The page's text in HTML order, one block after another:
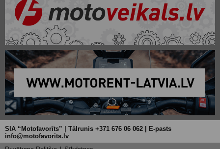
SIA “Motofavorīts” | Tālrunis +371 676 06 062 | E-pasts
info@motofavorits.lv